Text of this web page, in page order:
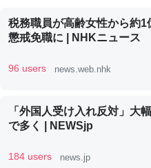
─ニュース :: 【研究発表】昆虫学
税務職員が高齢女性から約
懲戒免職に | NHKニュース
96 users news.web.nhk
「外国人受け入れ反対」
で多く | NEWSjp
184 users news.jp